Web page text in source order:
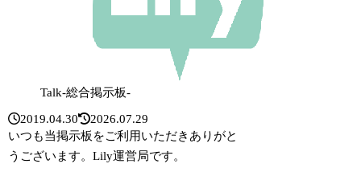
Talk-総合掲示板-
2019.04.30
2026.07.29
いつも当掲示板をご利用いただきありがと
うございます。Lily運営局です。